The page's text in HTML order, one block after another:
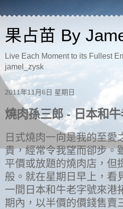
果占苗 By
Live Each Moment to its Fullest
jamel_zysk
2011年11月6日 星期日
燒肉孫三郎 - 日本和
日式燒肉一向是我的至愛
貴，經常令我望而卻步。
平價或放題的燒肉店，但
般。就在星期日早上，看
一間日本和牛老字號來港
期內，以半價的價錢售賣